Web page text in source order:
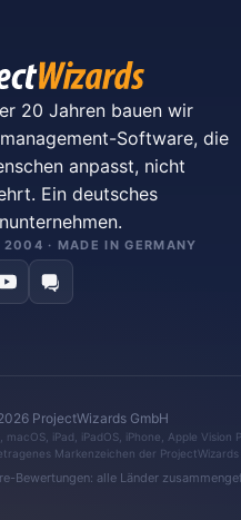
20 Jahren bauen wir
Software, die
anpasst, nicht
Ein deutsches
2004 · MADE IN GERMANY
ProjectWizards GmbH
macOS, iPad, iPadOS, iPhone, Apple
Markenzeichen der ProjectWizards
Bewertungen: alle Länder